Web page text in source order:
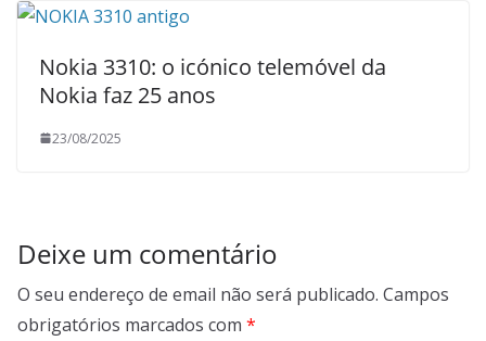
Nokia 3310: o icónico telemóvel da
Nokia faz 25 anos
23/08/2025
Deixe um comentário
O seu endereço de email não será publicado. Campos
obrigatórios marcados com *